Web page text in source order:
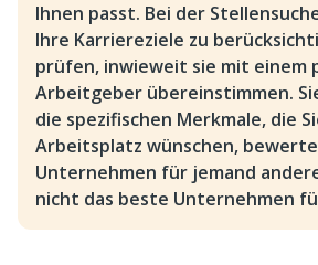
Ihnen passt. Bei der
Ihre Karriereziele zu
prüfen, inwieweit sie mit einem
Arbeitgeber übereinstimmen.
die spezifischen Merkmale, die
Arbeitsplatz wünschen,
Unternehmen für jemand
nicht das beste Unternehmen